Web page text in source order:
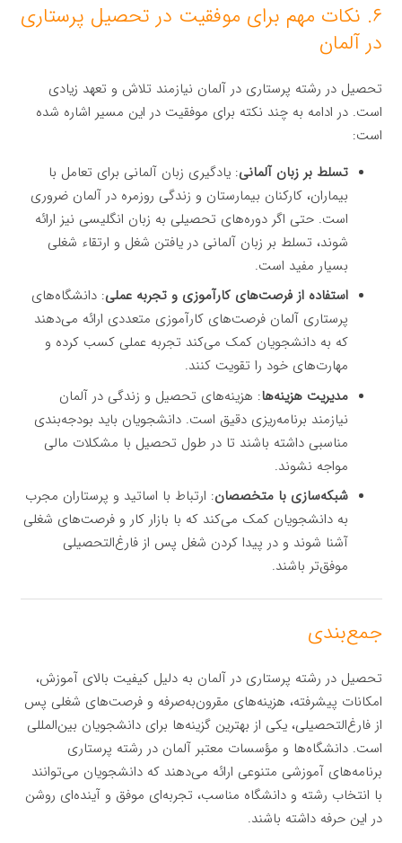
۶. نکات مهم برای موفقیت در تحصیل پرستاری
در آلمان
تحصیل در رشته پرستاری در آلمان نیازمند تلاش و تعهد زیادی
است. در ادامه به چند نکته برای موفقیت در این مسیر اشاره شده
است:
تسلط بر زبان آلمانی: یادگیری زبان آلمانی برای تعامل با
بیماران، کارکنان بیمارستان و زندگی روزمره در آلمان ضروری
است. حتی اگر دوره‌های تحصیلی به زبان انگلیسی نیز ارائه
شوند، تسلط بر زبان آلمانی در یافتن شغل و ارتقاء شغلی
بسیار مفید است.
استفاده از فرصت‌های کارآموزی و تجربه عملی: دانشگاه‌های
پرستاری آلمان فرصت‌های کارآموزی متعددی ارائه می‌دهند
که به دانشجویان کمک می‌کند تجربه عملی کسب کرده و
مهارت‌های خود را تقویت کنند.
مدیریت هزینه‌ها: هزینه‌های تحصیل و زندگی در آلمان
نیازمند برنامه‌ریزی دقیق است. دانشجویان باید بودجه‌بندی
مناسبی داشته باشند تا در طول تحصیل با مشکلات مالی
مواجه نشوند.
شبکه‌سازی با متخصصان: ارتباط با اساتید و پرستاران مجرب
به دانشجویان کمک می‌کند که با بازار کار و فرصت‌های شغلی
آشنا شوند و در پیدا کردن شغل پس از فارغ‌التحصیلی
موفق‌تر باشند.
جمع‌بندی
تحصیل در رشته پرستاری در آلمان به دلیل کیفیت بالای آموزش،
امکانات پیشرفته، هزینه‌های مقرون‌به‌صرفه و فرصت‌های شغلی پس
از فارغ‌التحصیلی، یکی از بهترین گزینه‌ها برای دانشجویان بین‌المللی
است. دانشگاه‌ها و مؤسسات معتبر آلمان در رشته پرستاری
برنامه‌های آموزشی متنوعی ارائه می‌دهند که دانشجویان می‌توانند
با انتخاب رشته و دانشگاه مناسب، تجربه‌ای موفق و آینده‌ای روشن
در این حرفه داشته باشند.